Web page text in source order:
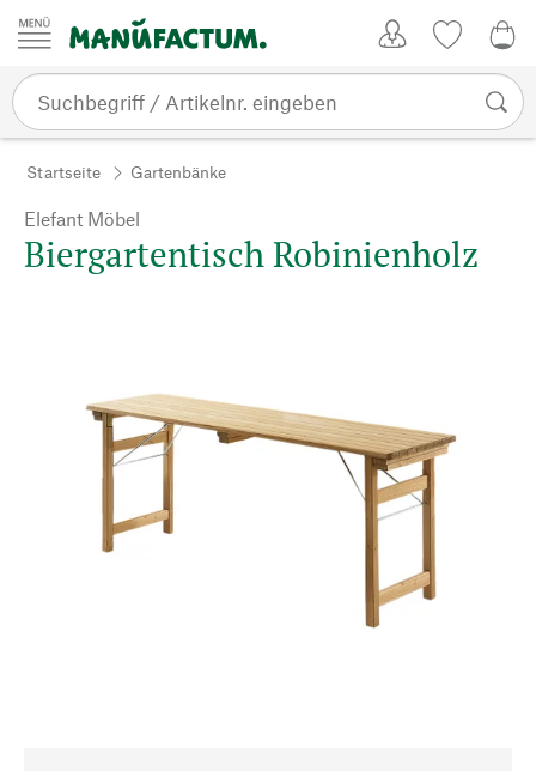
Zum Inhalt springen
Startseite Gartenbänke
Elefant Möbel
Biergartentisch Robinienholz